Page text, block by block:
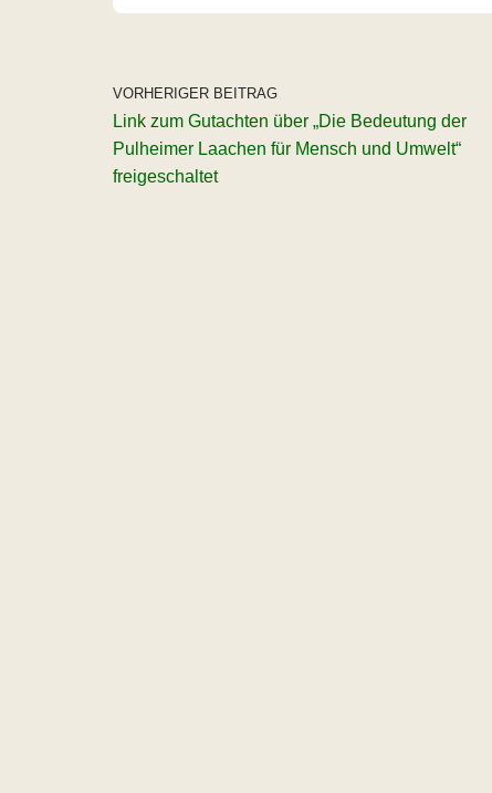
VORHERIGER BEITRAG
Link zum Gutachten über „Die Bedeutung der
Pulheimer Laachen für Mensch und Umwelt“
freigeschaltet